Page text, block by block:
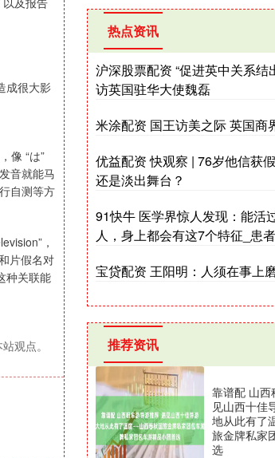
成很大影
像 “は”
音就能马
自测等方
，
片假名对
种关联能
观点。
热点资讯
沪深股票配资 “促进英中关系
访英国驻华大使魏磊
米涂配资 国王访美之际 英国商
优益配资 快观察 | 76岁他信获
还是淡出舞台？
91快牛 医学界惊人发现：能活
人，身上都会有这7个特征_患
宝贷配资 王阳明：人须在事上
推荐资讯
靠谱配 山西
见山西十佳
地从此有
旅金牌私家
选